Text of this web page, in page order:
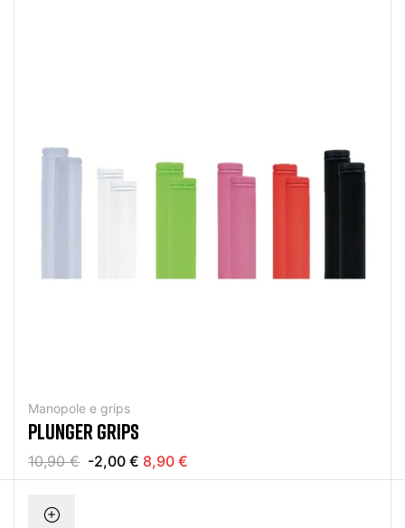
Manopole e grips
PLUNGER GRIPS
10,90 € -2,00 € 8,90 €